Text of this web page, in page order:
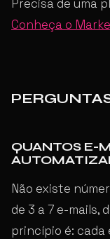
Precisa de uma
Conheça o
QUANTOS E-
Não existe
de 3 a 7 e-mails,
princípio é: